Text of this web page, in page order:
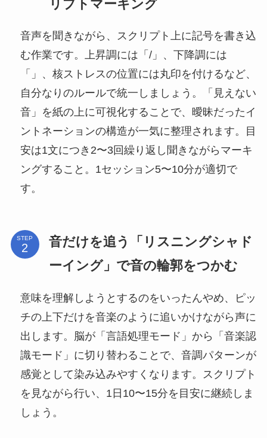
リプトマーキング
音声を聞きながら、スクリプト上に記号を書き込
む作業です。上昇調には「/」、下降調には
「」、核ストレスの位置には丸印を付けるなど、
自分なりのルールで統一しましょう。「見えない
音」を紙の上に可視化することで、曖昧だったイ
ントネーションの構造が一気に整理されます。目
安は1文につき2〜3回繰り返し聞きながらマーキ
ングすること。1セッション5〜10分が適切で
す。
STEP
音だけを追う「リスニングシャド
ーイング」で音の輪郭をつかむ
意味を理解しようとするのをいったんやめ、ピッ
チの上下だけを音楽のように追いかけながら声に
出します。脳が「言語処理モード」から「音楽認
識モード」に切り替わることで、音調パターンが
感覚として染み込みやすくなります。スクリプト
を見ながら行い、1日10〜15分を目安に継続しま
しょう。